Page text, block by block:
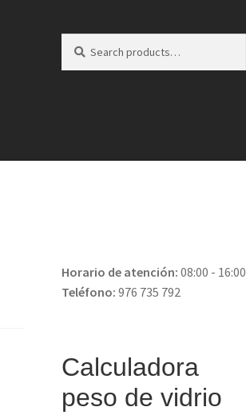
for:
Horario de atención: 08:00 - 16:00
Teléfono: 976 735 792
Calculadora
peso de vidrio